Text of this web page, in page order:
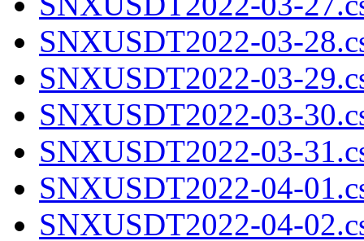
SNXUSDT2022-03-
SNXUSDT2022-03-
SNXUSDT2022-03-
SNXUSDT2022-03-
SNXUSDT2022-04-
SNXUSDT2022-04-